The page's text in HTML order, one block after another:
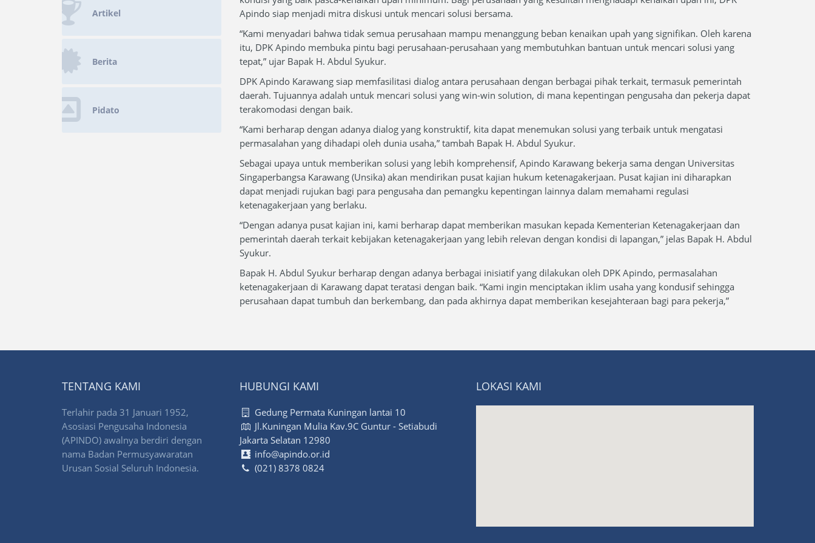
Apindo siap menjadi mitra diskusi untuk mencari solusi bersama.
“Kami menyadari bahwa tidak semua perusahaan mampu menanggung beban kenaikan upah yang signifikan. Oleh karena
itu, DPK Apindo membuka pintu bagi perusahaan-perusahaan yang membutuhkan bantuan untuk mencari solusi yang
tepat,” ujar Bapak H. Abdul Syukur.
DPK Apindo Karawang siap memfasilitasi dialog antara perusahaan dengan berbagai pihak terkait, termasuk pemerintah
daerah. Tujuannya adalah untuk mencari solusi yang win-win solution, di mana kepentingan pengusaha dan pekerja dapat
terakomodasi dengan baik.
“Kami berharap dengan adanya dialog yang konstruktif, kita dapat menemukan solusi yang terbaik untuk mengatasi
permasalahan yang dihadapi oleh dunia usaha,” tambah Bapak H. Abdul Syukur.
Sebagai upaya untuk memberikan solusi yang lebih komprehensif, Apindo Karawang bekerja sama dengan Universitas
Singaperbangsa Karawang (Unsika) akan mendirikan pusat kajian hukum ketenagakerjaan. Pusat kajian ini diharapkan
dapat menjadi rujukan bagi para pengusaha dan pemangku kepentingan lainnya dalam memahami regulasi
ketenagakerjaan yang berlaku.
“Dengan adanya pusat kajian ini, kami berharap dapat memberikan masukan kepada Kementerian Ketenagakerjaan dan
pemerintah daerah terkait kebijakan ketenagakerjaan yang lebih relevan dengan kondisi di lapangan,” jelas Bapak H. Abdul
Syukur.
Bapak H. Abdul Syukur berharap dengan adanya berbagai inisiatif yang dilakukan oleh DPK Apindo, permasalahan
ketenagakerjaan di Karawang dapat teratasi dengan baik. “Kami ingin menciptakan iklim usaha yang kondusif sehingga
perusahaan dapat tumbuh dan berkembang, dan pada akhirnya dapat memberikan kesejahteraan bagi para pekerja,”
Artikel
Berita
Pidato
TENTANG KAMI
Terlahir pada 31 Januari 1952,
Asosiasi Pengusaha Indonesia
(APINDO) awalnya berdiri dengan
nama Badan Permusyawaratan
Urusan Sosial Seluruh Indonesia.
HUBUNGI KAMI
Gedung Permata Kuningan lantai 10
Jl.Kuningan Mulia Kav.9C Guntur - Setiabudi
Jakarta Selatan 12980
info@apindo.or.id
(021) 8378 0824
LOKASI KAMI